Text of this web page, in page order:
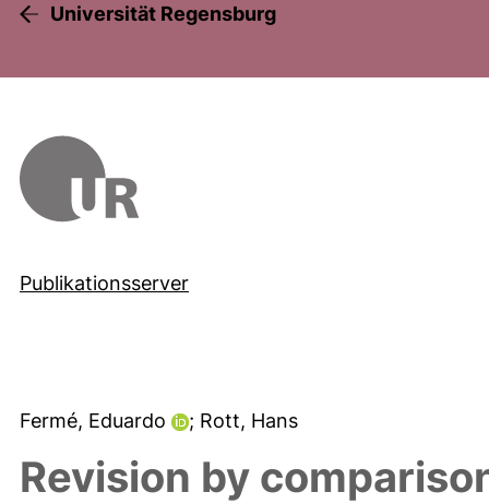
Universität Regensburg
Publikationsserver
Fermé, Eduardo ; Rott, Hans
Revision by